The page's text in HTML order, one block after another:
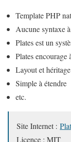
Template PHP
Aucune syntaxe
Plates est un
Plates encourage
Layout et héritage
Simple à étendre
etc.
Site Internet :
Licence : MIT